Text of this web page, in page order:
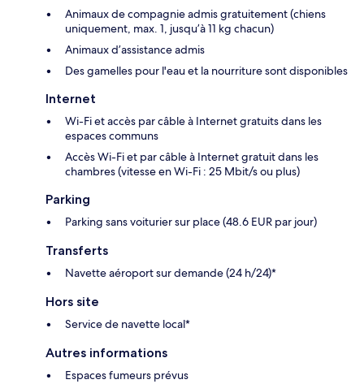
Animaux de compagnie admis gratuitement (chiens
uniquement, max. 1, jusqu’à 11 kg chacun)
Animaux d’assistance admis
Des gamelles pour l'eau et la nourriture sont disponibles
Internet
Wi-Fi et accès par câble à Internet gratuits dans les
espaces communs
Accès Wi-Fi et par câble à Internet gratuit dans les
chambres (vitesse en Wi-Fi : 25 Mbit/s ou plus)
Parking
Parking sans voiturier sur place (48.6 EUR par jour)
Transferts
Navette aéroport sur demande (24 h/24)*
Hors site
Service de navette local*
Autres informations
Espaces fumeurs prévus